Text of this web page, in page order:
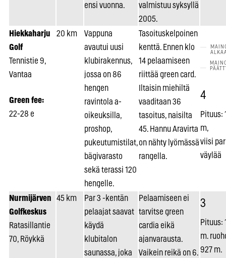
ensi vuonna.
valmistuu syksyllä
2005.
Hiekkaharju
Golf
Tennistie 9,
Vantaa
Green fee:
22-28 e
20 km
Vappuna
avautui uusi
klubirakennus,
jossa on 86
hengen
ravintola a-
oikeuksilla,
proshop,
pukeutumistilat,
bägivarasto
sekä terassi 120
hengelle.
Tasoituskelpoinen
kenttä. Ennen klo
14 pelaamiseen
riittää green card.
Iltaisin miehiltä
vaaditaan 36
tasoitus, naisilta
45. Hannu Aravirta
on nähty lyömässä
rangella.
4
Pituus:
m,
viisi
väylää
Nurmijärven
Golfkeskus
Ratasillantie
70, Röykkä
45 km
Par 3 -kentän
pelaajat saavat
käydä
klubitalon
saunassa, joka
Pelaamiseen ei
tarvitse green
cardia eikä
ajanvarausta.
Vaikein reikä on 6.
3
Pituus:
m.
927 m.